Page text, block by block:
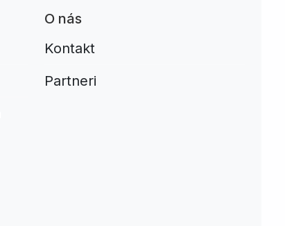
O nás
Kontakt
Partneri